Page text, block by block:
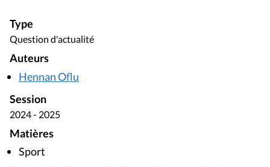
Type
Question d'actualité
Auteurs
Hennan Oflu
Session
2024 - 2025
Matières
Sport